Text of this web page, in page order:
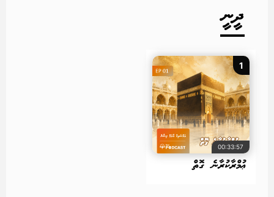
ދީނީ
1
00:33:57
ޢުމްރާކުރާނެ ގޮތް